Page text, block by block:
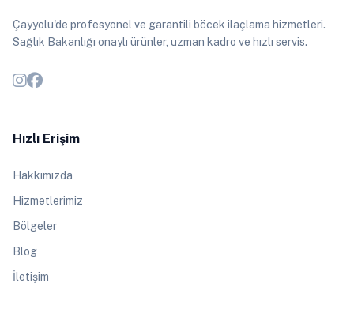
Çayyolu'de profesyonel ve garantili böcek ilaçlama hizmetleri.
Sağlık Bakanlığı onaylı ürünler, uzman kadro ve hızlı servis.
Hızlı Erişim
Hakkımızda
Hizmetlerimiz
Bölgeler
Blog
İletişim